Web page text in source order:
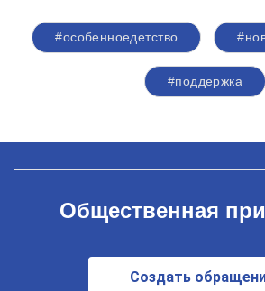
#особенноедетство
#поддержка
Общественная
Создать